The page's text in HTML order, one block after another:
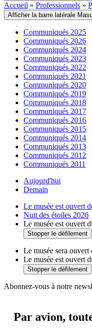
Accueil » Professionnels »
Afficher la barre latérale
Communiqués 2025
Communiqués 2026
Communiqués 2024
Communiqués 2023
Communiqués 2022
Communiqués 2021
Communiqués 2020
Communiqués 2019
Communiqués 2018
Communiqués 2017
Communiqués 2016
Communiqués 2015
Communiqués 2014
Communiqués 2013
Communiqués 2012
Communiqués 2011
Aujourd'hui
Demain
Le musée est ouvert
Nuit des étoiles 2026
Le musée est ouvert
Stopper le défilement
Le musée sera
Le musée est ouvert
Stopper le défilement
Abonnez-vous à notre
Par avion,